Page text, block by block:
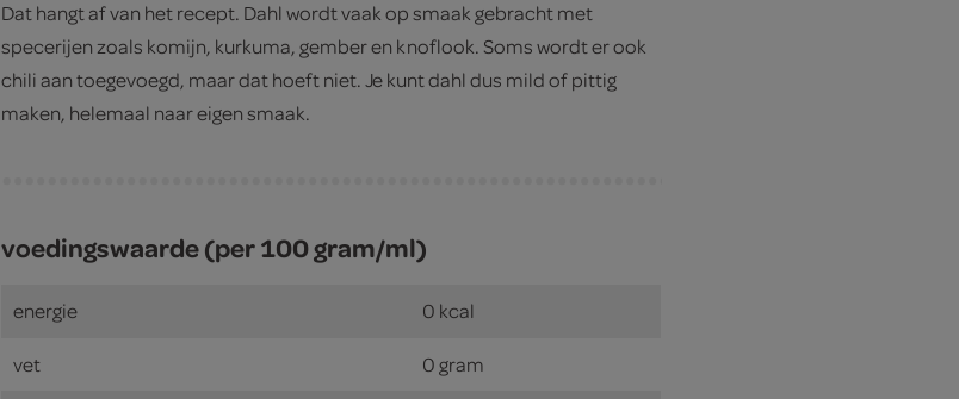
Dat hangt af van het recept. Dahl wordt vaak op smaak gebracht met
specerijen zoals komijn, kurkuma, gember en knoflook. Soms wordt er ook
chili aan toegevoegd, maar dat hoeft niet. Je kunt dahl dus mild of pittig
maken, helemaal naar eigen smaak.
voedingswaarde (per 100 gram/ml)
energie 0 kcal
vet 0 gram